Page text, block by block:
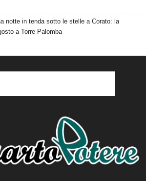
notte in tenda sotto le stelle a Corato: la
a Torre Palomba